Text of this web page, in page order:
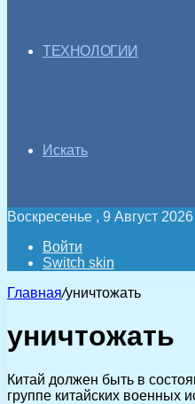
ТЕХНОЛОГИИ
Искать
Воскресенье , 9 Август 2026
Войти
Switch skin
Главная/уничтожать
уничтожать
Китай должен быть в
группе китайских военных